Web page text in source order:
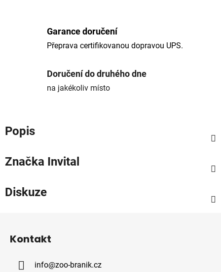
Garance doručení
Přeprava certifikovanou dopravou UPS.
Doručení do druhého dne
na jakékoliv místo
Popis
Značka Invital
Diskuze
Kontakt
info@zoo-branik.cz